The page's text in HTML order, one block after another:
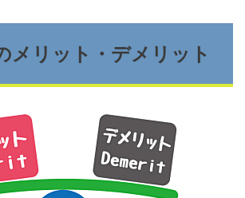
メリット・デメリット